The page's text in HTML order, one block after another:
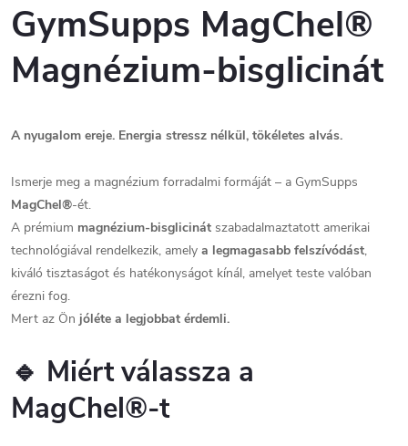
GymSupps MagChel®
Magnézium-bisglicinát
A nyugalom ereje. Energia stressz nélkül, tökéletes alvás.
Ismerje meg a magnézium forradalmi formáját – a GymSupps
MagChel®-ét.
A prémium magnézium-bisglicinát szabadalmaztatott amerikai
technológiával rendelkezik, amely a legmagasabb felszívódást,
kiváló tisztaságot és hatékonyságot kínál, amelyet teste valóban
érezni fog.
Mert az Ön jóléte a legjobbat érdemli.
🔹 Miért válassza a
MagChel®-t